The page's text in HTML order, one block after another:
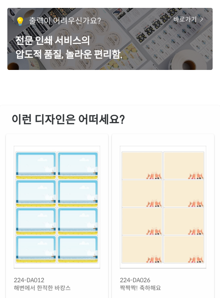
갈색 크라프트
CL224KR-DV125잉크젯, 레이저 겸용
재질 설명
파란색 모조
CL224TB-DV125잉크젯, 레이저 겸용
재질 설명
CL224TG-DV125
잉크젯, 레이저 겸용
CL224TV-DV125잉크젯, 레이저 겸용
CL224TY-DV125잉크젯, 레이저 겸용
노란색 모조 찰딱
KL224TY-DV125잉크젯, 레이저 겸용
흰색 모조 잉크젯
CJ224-DV125잉크젯 전용
흰색 무광 방수 잉크젯
CJ224WU-DV125
잉크젯 전용
출력이 어려우신가요?
전문 인쇄 서비스의
압도적 품질, 놀라운 편리함.
바로가기
이런 디자인은 어떠세요?
224-DA012
해변에서 한적한 바캉스
224-DA026
짝짝짝! 축하해요